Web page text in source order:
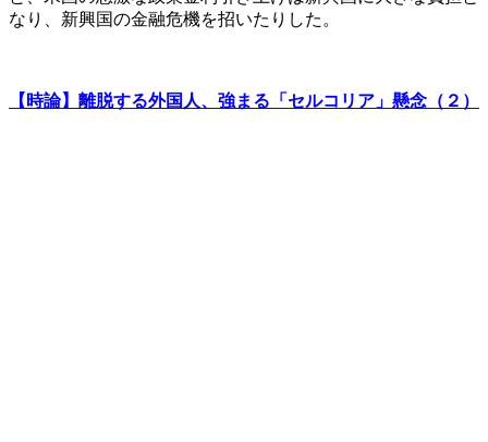
なり、新興国の金融危機を招いたりした。
【時論】離脱する外国人、強まる「セルコリア」懸念（２）